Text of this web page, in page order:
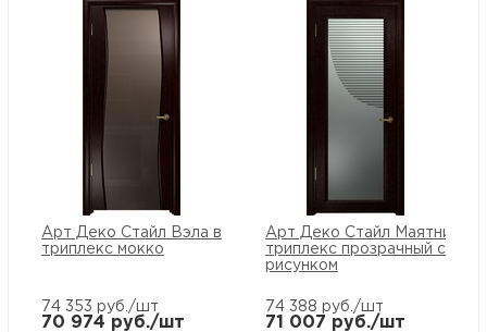
Арт Деко Стайл Вэла венге
триплекс мокко
74 353 руб./шт
70 974 руб./шт
Арт Деко Стайл Маятник
триплекс прозрачный с
рисунком
74 388 руб./шт
71 007 руб./шт